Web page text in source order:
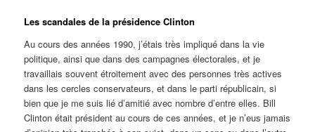
Les scandales de la présidence Clinton
Au cours des années 1990, j’étais très impliqué dans la vie
politique, ainsi que dans des campagnes électorales, et je
travaillais souvent étroitement avec des personnes très actives
dans les cercles conservateurs, et dans le parti républicain, si
bien que je me suis lié d’amitié avec nombre d’entre elles. Bill
Clinton était président au cours de ces années, et je n’eus jamais